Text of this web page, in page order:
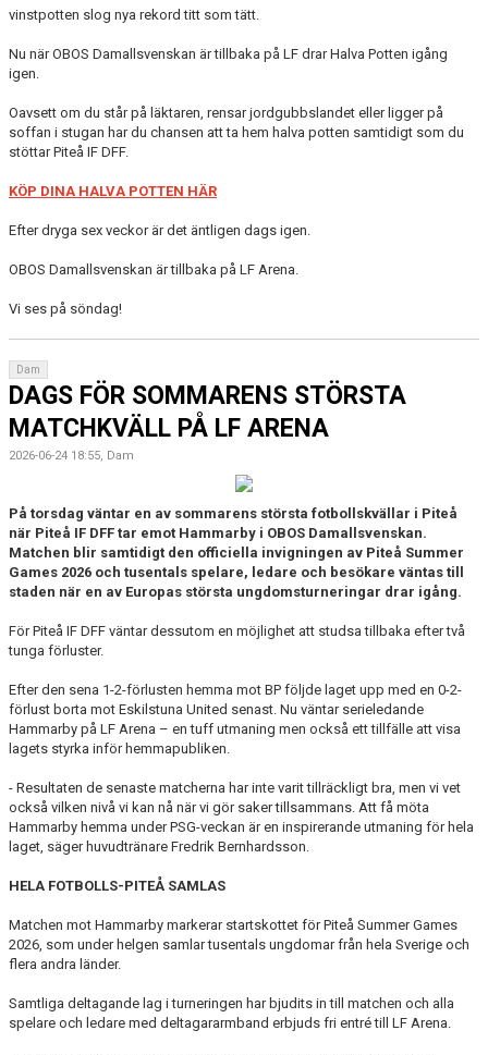
vinstpotten slog nya rekord titt som tätt.
Nu när OBOS Damallsvenskan är tillbaka på LF drar Halva Potten igång
igen.
Oavsett om du står på läktaren, rensar jordgubbslandet eller ligger på
soffan i stugan har du chansen att ta hem halva potten samtidigt som du
stöttar Piteå IF DFF.
KÖP DINA HALVA POTTEN HÄR
Efter dryga sex veckor är det äntligen dags igen.
OBOS Damallsvenskan är tillbaka på LF Arena.
Vi ses på söndag!
Dam
DAGS FÖR SOMMARENS STÖRSTA
MATCHKVÄLL PÅ LF ARENA
2026-06-24 18:55, Dam
På torsdag väntar en av sommarens största fotbollskvällar i Piteå
när Piteå IF DFF tar emot Hammarby i OBOS Damallsvenskan.
Matchen blir samtidigt den officiella invigningen av Piteå Summer
Games 2026 och tusentals spelare, ledare och besökare väntas till
staden när en av Europas största ungdomsturneringar drar igång.
För Piteå IF DFF väntar dessutom en möjlighet att studsa tillbaka efter två
tunga förluster.
Efter den sena 1-2-förlusten hemma mot BP följde laget upp med en 0-2-
förlust borta mot Eskilstuna United senast. Nu väntar serieledande
Hammarby på LF Arena – en tuff utmaning men också ett tillfälle att visa
lagets styrka inför hemmapubliken.
- Resultaten de senaste matcherna har inte varit tillräckligt bra, men vi vet
också vilken nivå vi kan nå när vi gör saker tillsammans. Att få möta
Hammarby hemma under PSG-veckan är en inspirerande utmaning för hela
laget, säger huvudtränare Fredrik Bernhardsson.
HELA FOTBOLLS-PITEÅ SAMLAS
Matchen mot Hammarby markerar startskottet för Piteå Summer Games
2026, som under helgen samlar tusentals ungdomar från hela Sverige och
flera andra länder.
Samtliga deltagande lag i turneringen har bjudits in till matchen och alla
spelare och ledare med deltagararmband erbjuds fri entré till LF Arena.